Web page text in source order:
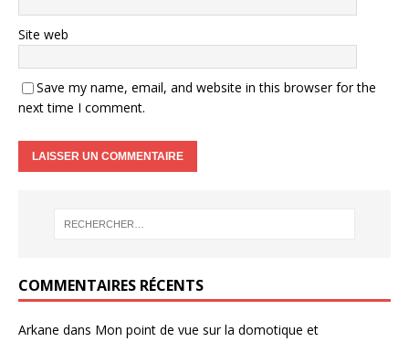
Site web
Save my name, email, and website in this browser for the
next time I comment.
COMMENTAIRES RÉCENTS
Arkane dans Mon point de vue sur la domotique et